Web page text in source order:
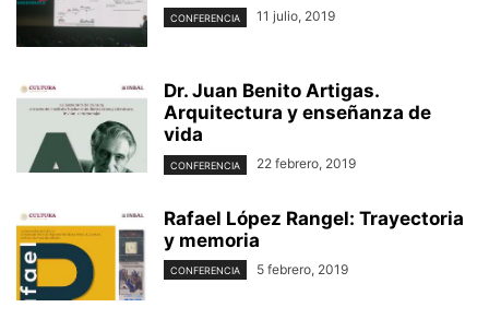
CONFERENCIA 11 julio, 2019
Dr. Juan Benito Artigas.
Arquitectura y enseñanza de
vida
CONFERENCIA 22 febrero, 2019
Rafael López Rangel: Trayectoria
y memoria
CONFERENCIA 5 febrero, 2019